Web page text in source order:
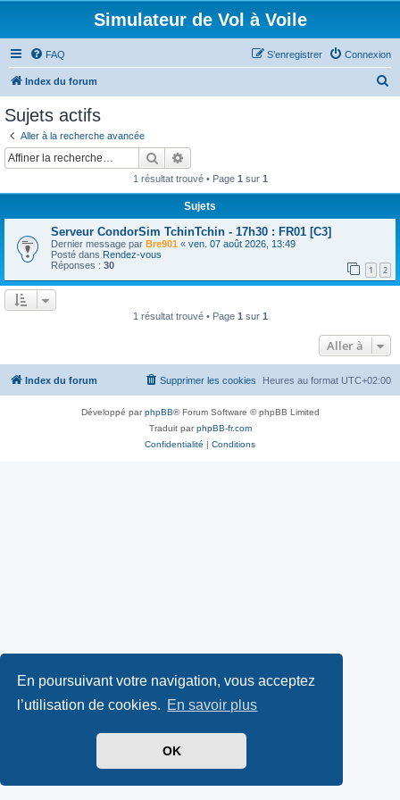
En poursuivant votre navigation, vous acceptez
l’utilisation de cookies. En savoir plus
OK
Simulateur de Vol à Voile
FAQ Connexion
S’enregistrer
Index du forum
Sujets actifs
Aller à la recherche avancée
Rechercher
1 résultat trouvé • Page 1 sur 1
Sujets
Serveur CondorSim TchinTchin - 17h30 : FR01 [C3]
Dernier message par Bre901 « ven. 07 août 2026, 13:49
Posté dans Rendez-vous
Réponses : 30 1 2
1 résultat trouvé • Page 1 sur 1
Aller à
Index du forum Heures au format UTC+02:00
Supprimer les cookies
Développé parphpBB® Forum Software © phpBB Limited
Traduit parphpBB-fr.com
Confidentialité | Conditions